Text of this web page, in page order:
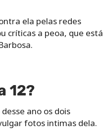
ela pelas redes
críticas a peoa, que está
12?
ano os dois
fotos intimas dela.